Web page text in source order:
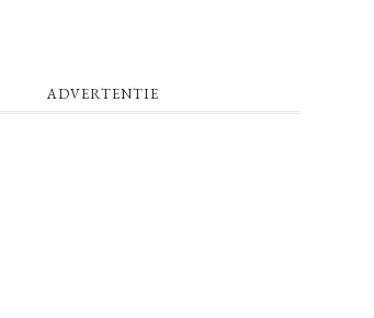
ADVERTENTIE